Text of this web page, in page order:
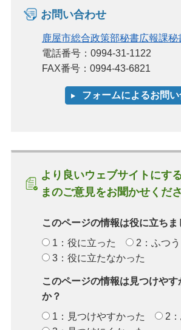
お問い合わせ
鹿屋市総合政策部秘書広報課秘
電話番号：0994-31-1122
FAX番号：0994-43-6821
より良いウェブサイトにす
まのご意見をお聞かせくだ
このページの情報は役に立ちま
1：役に立った
2：ふつう
3：役に立たなかった
このページの情報は見つけやす
か？
1：見つけやすかった
2